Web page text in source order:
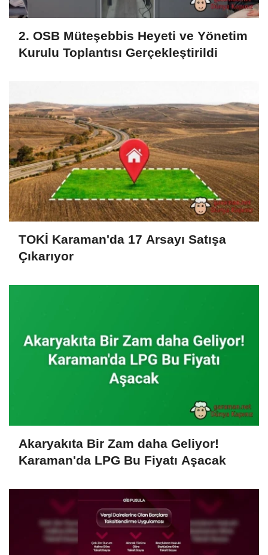
2. OSB Müteşebbis Heyeti ve Yönetim
Kurulu Toplantısı Gerçekleştirildi
TOKİ Karaman'da 17 Arsayı Satışa
Çıkarıyor
Akaryakıta Bir Zam daha Geliyor!
Karaman'da LPG Bu Fiyatı Aşacak